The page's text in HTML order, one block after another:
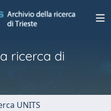
ricerca di
UNITS